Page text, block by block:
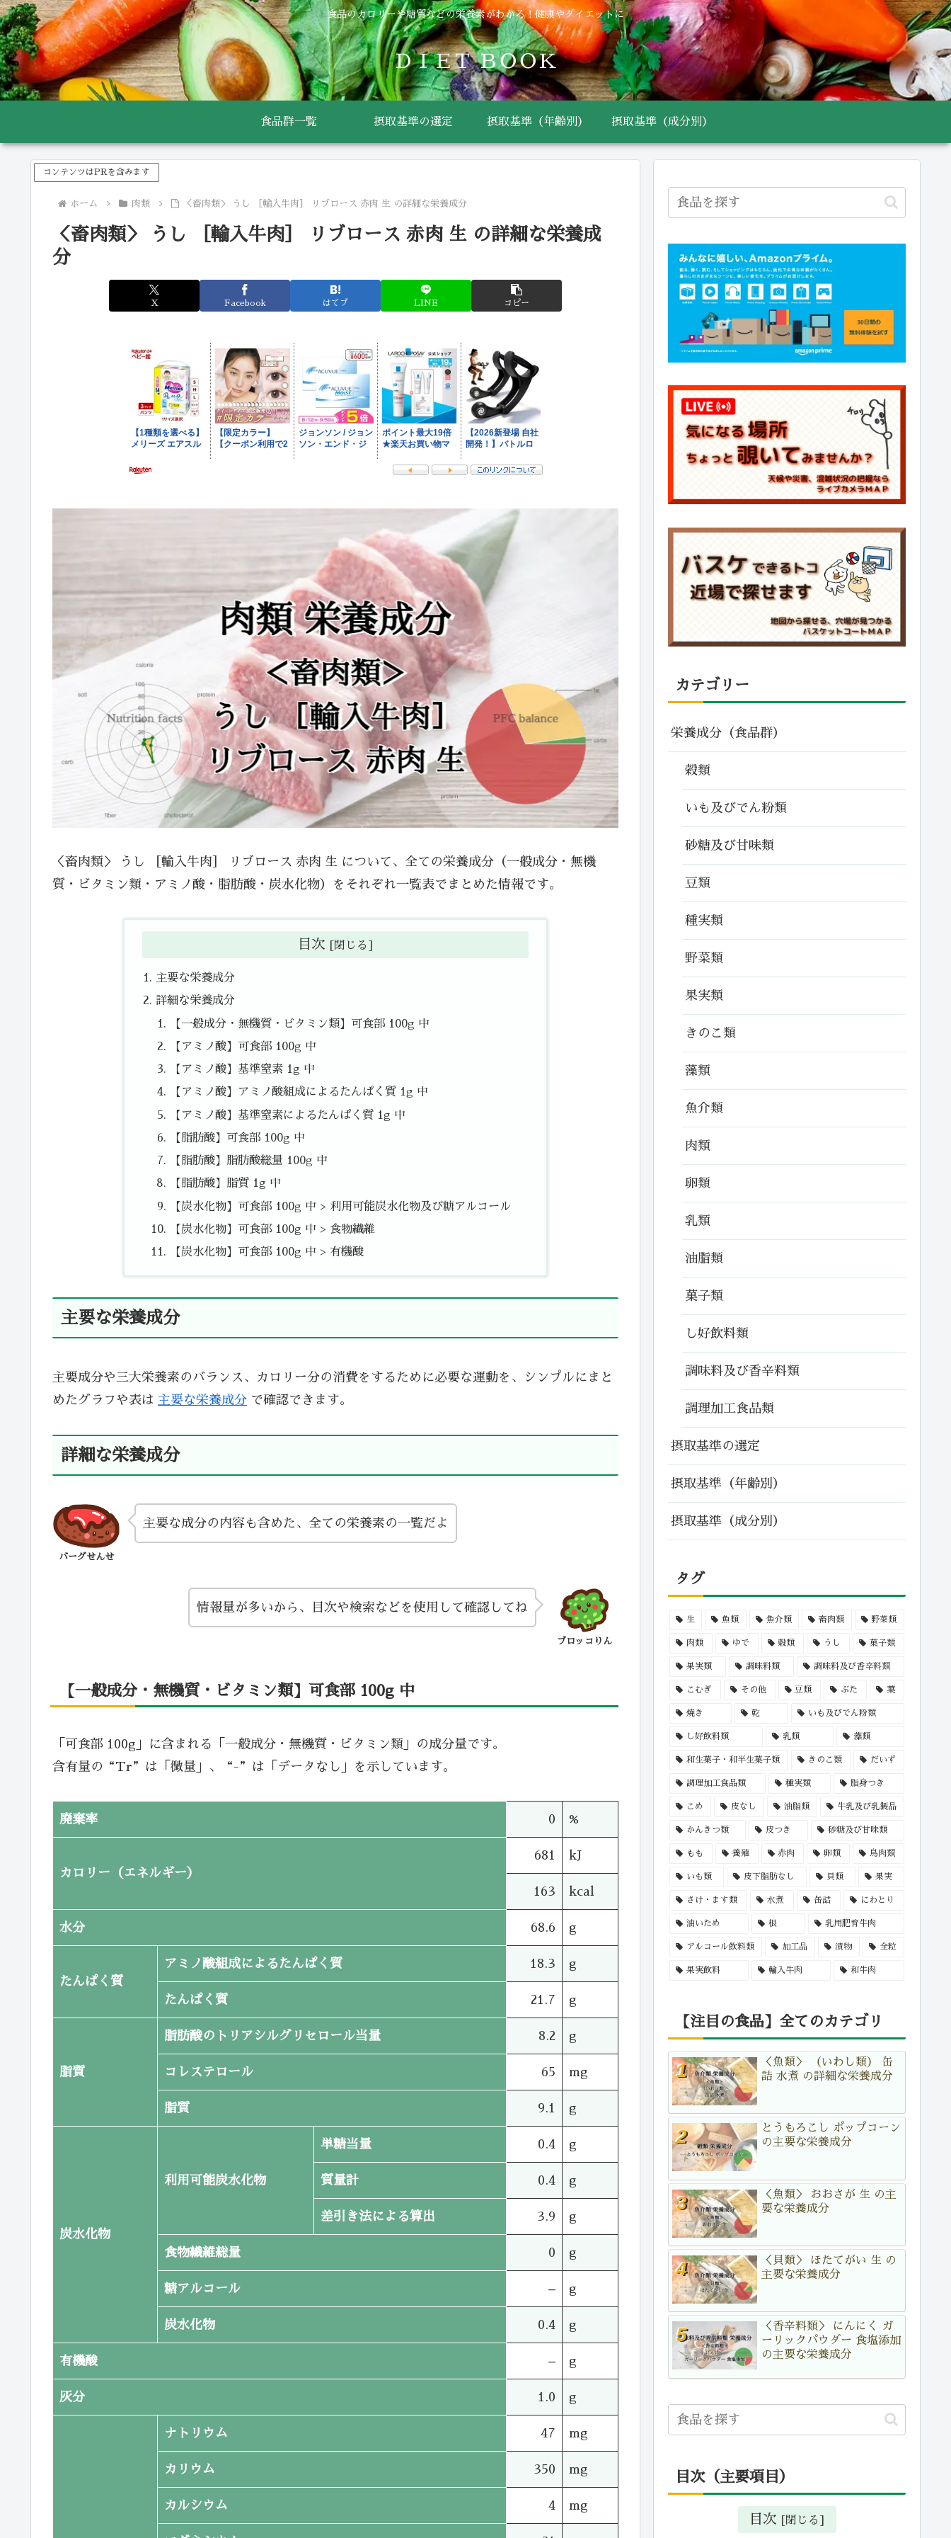
食品のカロリーや糖質などの栄養素がわかる！健康やダイエットに
ＤＩＥＴ ＢＯＯＫ
食品群一覧 摂取基準の選定 摂取基準（年齢別） 摂取基準（成分別）
コンテンツはPRを含みます
ホーム 肉類 ＜畜肉類＞ うし ［輸入牛肉］ リブロース 赤肉 生 の詳細な栄養成分
＜畜肉類＞ うし ［輸入牛肉］ リブロース 赤肉 生 の詳細な栄養成
分
X Facebook はてブ LINE コピー
＜畜肉類＞ うし ［輸入牛肉］ リブロース 赤肉 生 について、全ての栄養成分（一般成分・無機
質・ビタミン類・アミノ酸・脂肪酸・炭水化物）をそれぞれ一覧表でまとめた情報です。
目次
主要な栄養成分
詳細な栄養成分
【一般成分・無機質・ビタミン類】可食部 100g 中
【アミノ酸】可食部 100g 中
【アミノ酸】基準窒素 1g 中
【アミノ酸】アミノ酸組成によるたんぱく質 1g 中
【アミノ酸】基準窒素によるたんぱく質 1g 中
【脂肪酸】可食部 100g 中
【脂肪酸】脂肪酸総量 100g 中
【脂肪酸】脂質 1g 中
【炭水化物】可食部 100g 中 > 利用可能炭水化物及び糖アルコール
【炭水化物】可食部 100g 中 > 食物繊維
【炭水化物】可食部 100g 中 > 有機酸
主要な栄養成分
主要成分や三大栄養素のバランス、カロリー分の消費をするために必要な運動を、シンプルにまと
めたグラフや表は 主要な栄養成分 で確認できます。
詳細な栄養成分
バーグせんせ
主要な成分の内容も含めた、全ての栄養素の一覧だよ
ブロッコりん
情報量が多いから、目次や検索などを使用して確認してね
【一般成分・無機質・ビタミン類】可食部 100g 中
「可食部 100g」に含まれる「一般成分・無機質・ビタミン類」の成分量です。
含有量の“Tr”は「微量」、“-”は「データなし」を示しています。
廃棄率 0 %
カロリー（エネルギー）
681 kJ
163 kcal
水分 68.6 g
たんぱく質
アミノ酸組成によるたんぱく質 18.3 g
たんぱく質 21.7 g
脂質
脂肪酸のトリアシルグリセロール当量 8.2 g
コレステロール 65 mg
脂質 9.1 g
炭水化物
利用可能炭水化物
単糖当量 0.4 g
質量計 0.4 g
差引き法による算出 3.9 g
食物繊維総量 0 g
糖アルコール – g
炭水化物 0.4 g
有機酸 – g
灰分 1.0 g
ナトリウム 47 mg
カリウム 350 mg
カルシウム 4 mg
カテゴリー
栄養成分（食品群）
穀類
いも及びでん粉類
砂糖及び甘味類
豆類
種実類
野菜類
果実類
きのこ類
藻類
魚介類
肉類
卵類
乳類
油脂類
菓子類
し好飲料類
調味料及び香辛料類
調理加工食品類
摂取基準の選定
摂取基準（年齢別）
摂取基準（成分別）
タグ
生 魚類 魚介類 畜肉類 野菜類
肉類 ゆで 穀類 うし 菓子類
果実類 調味料類 調味料及び香辛料類
こむぎ その他 豆類 ぶた 葉
焼き 乾 いも及びでん粉類
し好飲料類 乳類 藻類
和生菓子・和半生菓子類 きのこ類 だいず
調理加工食品類 種実類 脂身つき
こめ 皮なし 油脂類 牛乳及び乳製品
かんきつ類 皮つき 砂糖及び甘味類
もも 養殖 赤肉 卵類 鳥肉類
いも類 皮下脂肪なし 貝類 果実
さけ・ます類 水煮 缶詰 にわとり
油いため 根 乳用肥育牛肉
アルコール飲料類 加工品 漬物 全粒
果実飲料 輸入牛肉 和牛肉
【注目の食品】全てのカテゴリ
＜魚類＞ （いわし類） 缶
詰 水煮 の詳細な栄養成分
とうもろこし ポップコーン
の主要な栄養成分
＜魚類＞ おおさが 生 の主
要な栄養成分
＜貝類＞ ほたてがい 生 の
主要な栄養成分
＜香辛料類＞ にんにく ガ
ーリックパウダー 食塩添加
の主要な栄養成分
目次（主要項目）
目次